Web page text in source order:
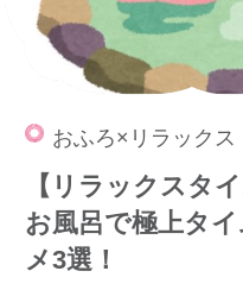
おふろ×リラックス
【リラックスタ
お風呂で極上タ
メ3選！